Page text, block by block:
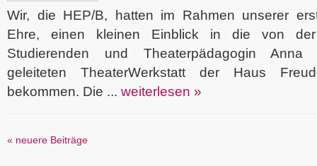
Wir, die HEP/B, hatten im Rahmen unserer
Ehre, einen kleinen Einblick in die von der
Studierenden und Theaterpädagogin Anna
geleiteten TheaterWerkstatt der Haus
bekommen. Die ... weiterlesen »
« neuere Beiträge